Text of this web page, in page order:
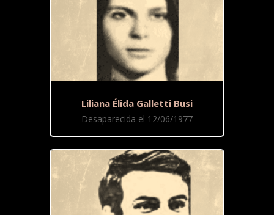
Liliana Élida Galletti Busi
Desaparecida el 12/06/1977